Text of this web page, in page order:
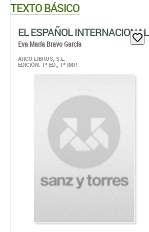
TEXTO BÁSICO
EL ESPAÑOL INTERNACIONAL
Eva María Bravo García
ARCO LIBROS, S.L.
EDICIÓN: 1ª ED., 1ª IMP.